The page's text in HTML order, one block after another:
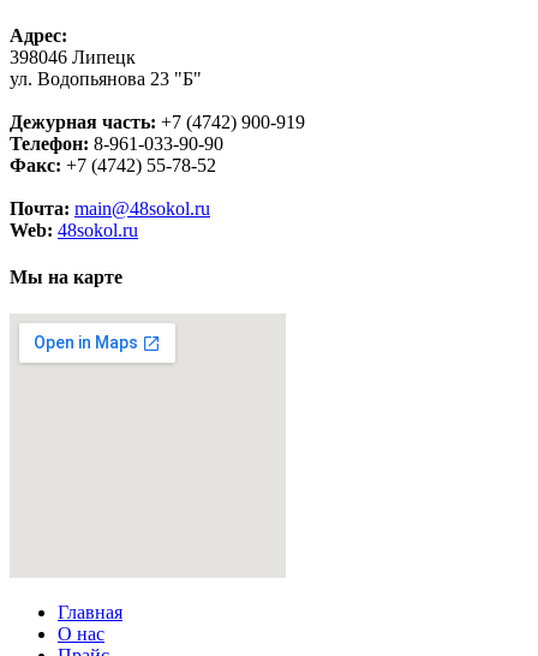
Адрес:
398046 Липецк
ул. Водопьянова 23 "Б"
Дежурная часть: +7 (4742) 900-919
Телефон: 8-961-033-90-90
Факс: +7 (4742) 55-78-52
Почта: main@48sokol.ru
Web: 48sokol.ru
Мы на карте
Главная
О нас